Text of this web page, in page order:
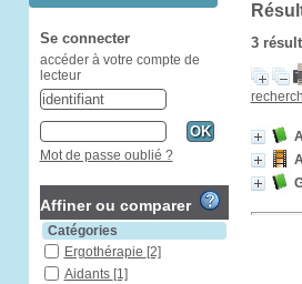
3
Se connecter
accéder à votre compte de
lecteur
Mot de passe oublié ?
Affiner ou comparer
Catégories
Ergothérapie [2]
Aidants [1]